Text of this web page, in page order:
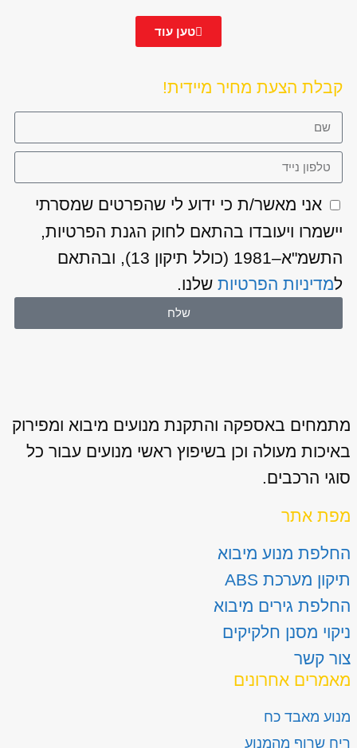
טען עוד
קבלת הצעת מחיר מיידית!
אני מאשר/ת כי ידוע לי שהפרטים שמסרתי
יישמרו ויעובדו בהתאם לחוק הגנת הפרטיות,
התשמ"א–1981 (כולל תיקון 13), ובהתאם
למדיניות הפרטיותשלנו.
שלח
מתמחים באספקה והתקנת מנועים מיבוא ומפירוק
באיכות מעולה וכן בשיפוץ ראשי מנועים עבור כל
סוגי הרכבים.
מפת אתר
החלפת מנוע מיבוא
תיקון מערכת ABS
החלפת גירים מיבוא
ניקוי מסנן חלקיקים
צור קשר
מאמרים אחרונים
מנוע מאבד כח
ריח שרוף מהמנוע